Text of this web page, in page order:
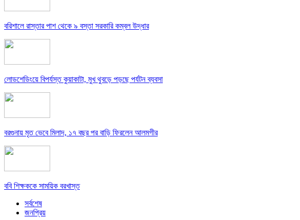
বরিশালে রাস্তার পাশ থেকে ৯ বস্তা সরকারি কম্বল উদ্ধার
লোডশেডিংয়ে বিপর্যস্ত কুয়াকাটা, মুখ থুবড়ে পড়ছে পর্যটন ব্যবসা
বরগুনায় মৃত ভেবে মিলাদ, ১৭ বছর পর বাড়ি ফিরলেন আলমগীর
ববি শিক্ষককে সাময়িক বরখাস্ত
সর্বশেষ
জনপ্রিয়